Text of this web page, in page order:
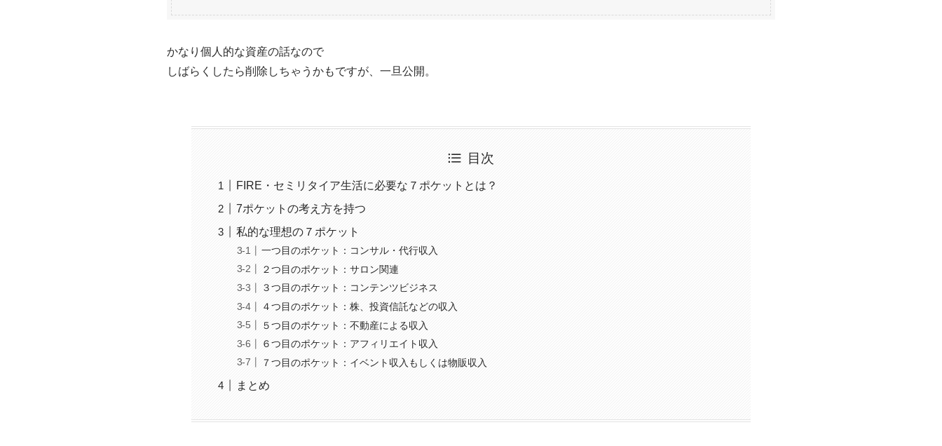
かなり個人的な資産の話なので
しばらくしたら削除しちゃうかもですが、一旦公開。
目次
FIRE・セミリタイア生活に必要な７ポケットとは？
7ポケットの考え方を持つ
私的な理想の７ポケット
一つ目のポケット：コンサル・代行収入
２つ目のポケット：サロン関連
３つ目のポケット：コンテンツビジネス
４つ目のポケット：株、投資信託などの収入
５つ目のポケット：不動産による収入
６つ目のポケット：アフィリエイト収入
７つ目のポケット：イベント収入もしくは物販収入
まとめ